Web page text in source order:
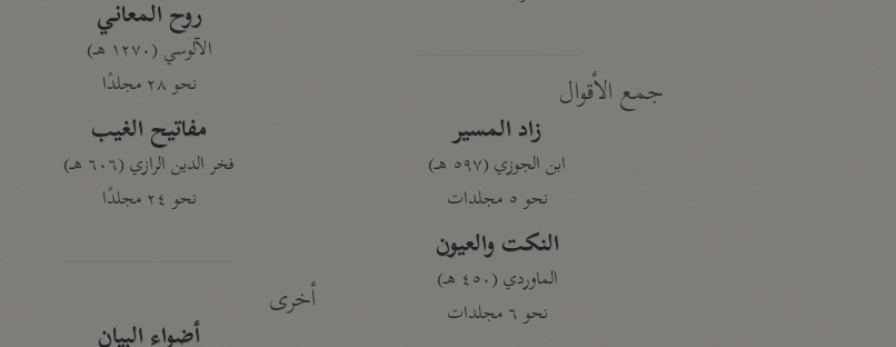
جمع الأقوال
زاد المسير
ابن الجوزي (٥٩٧ هـ)
نحو ٥ مجلدات
النكت والعيون
الماوردي (٤٥٠ هـ)
نحو ٦ مجلدات
روح المعاني
الآلوسي (١٢٧٠ هـ)
نحو ٢٨ مجلدًا
مفاتيح الغيب
فخر الدين الرازي (٦٠٦ هـ)
نحو ٢٤ مجلدًا
أخرى
أضواء البيان